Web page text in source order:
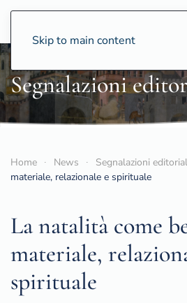
Skip to main content
CCS
Segnalazioni
Home News Segnalazioni
materiale, relazionale e spirituale
La natalità come
materiale,
spirituale